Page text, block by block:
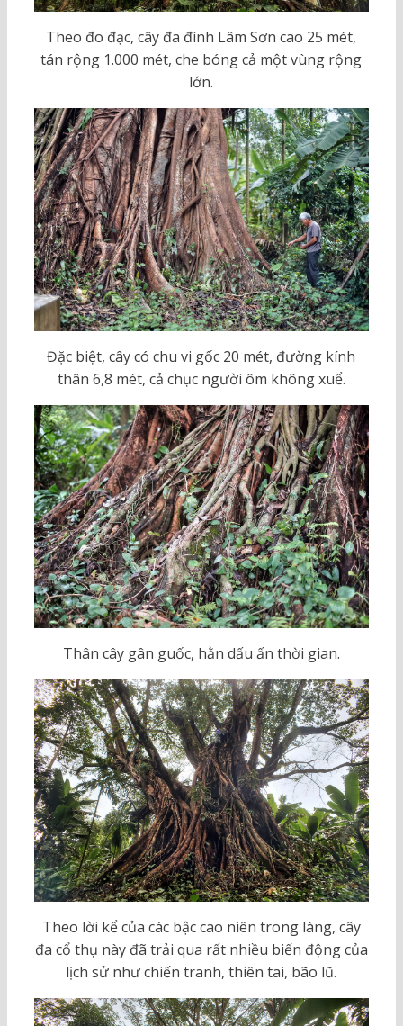
Theo đo đạc, cây đa đình Lâm Sơn cao 25 mét,
tán rộng 1.000 mét, che bóng cả một vùng rộng
lớn.
Đặc biệt, cây có chu vi gốc 20 mét, đường kính
thân 6,8 mét, cả chục người ôm không xuể.
Thân cây gân guốc, hằn dấu ấn thời gian.
Theo lời kể của các bậc cao niên trong làng, cây
đa cổ thụ này đã trải qua rất nhiều biến động của
lịch sử như chiến tranh, thiên tai, bão lũ.